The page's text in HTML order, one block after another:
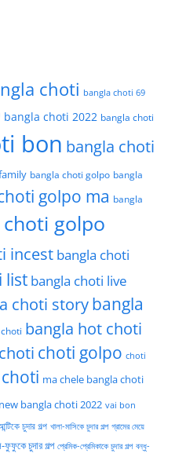
choti bangla choti 69
bangla choti 2022 bangla choti
bon bangla choti
bangla choti golpo bangla
golpo ma bangla
golpo
incest bangla choti
list bangla choti live
choti storybangla
bangla hot choti
choti golpo choti
ma chele bangla choti
new bangla choti 2022 vai bon
চুদার গল্প খালা-মাসিকে চুদার গল্প গ্রামের মেয়ে
ফুফুকে চুদার গল্প প্রেমিক-প্রেমিকাকে চুদার গল্প বন্ধু-